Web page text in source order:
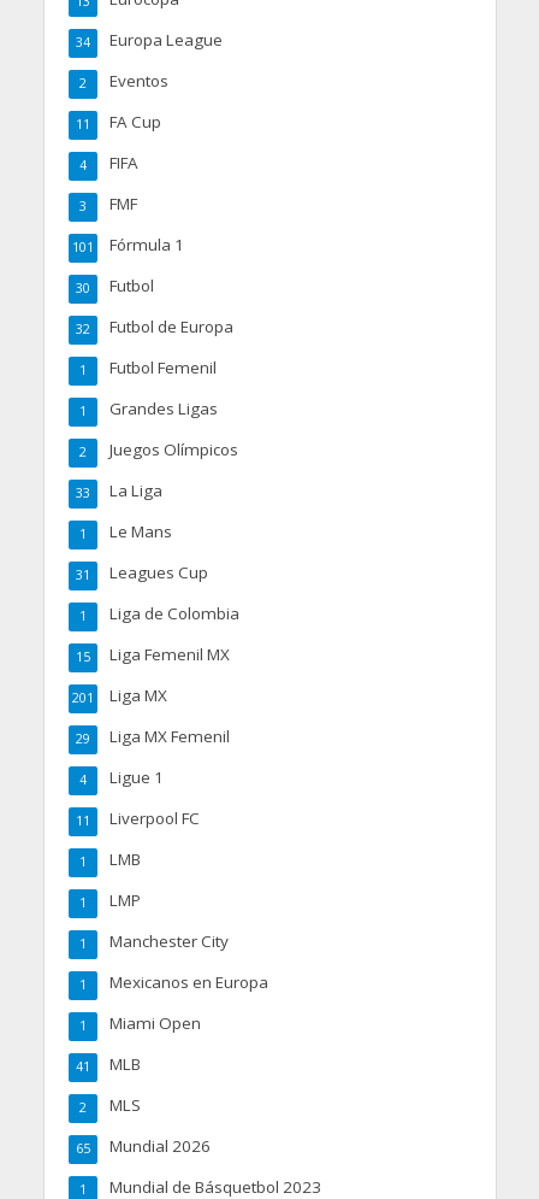
Europa League
34
Eventos
2
FA Cup
11
FIFA
4
FMF
3
Fórmula 1
101
Futbol
30
Futbol de Europa
32
Futbol Femenil
1
Grandes Ligas
1
Juegos Olímpicos
2
La Liga
33
Le Mans
1
Leagues Cup
31
Liga de Colombia
1
Liga Femenil MX
15
Liga MX
201
Liga MX Femenil
29
Ligue 1
4
Liverpool FC
11
LMB
1
LMP
1
Manchester City
1
Mexicanos en Europa
1
Miami Open
1
MLB
41
MLS
2
Mundial 2026
65
Mundial de Básquetbol 2023
1